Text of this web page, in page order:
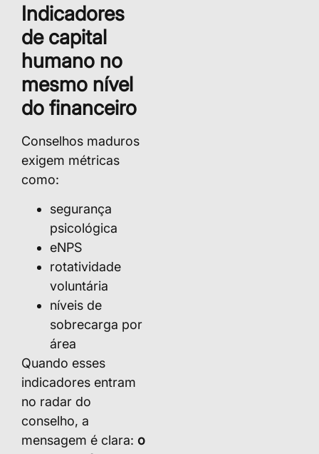
Indicadores
de capital
humano no
mesmo nível
do financeiro
Conselhos maduros
exigem métricas
como:
segurança
psicológica
eNPS
rotatividade
voluntária
níveis de
sobrecarga por
área
Quando esses
indicadores entram
no radar do
conselho, a
mensagem é clara: o